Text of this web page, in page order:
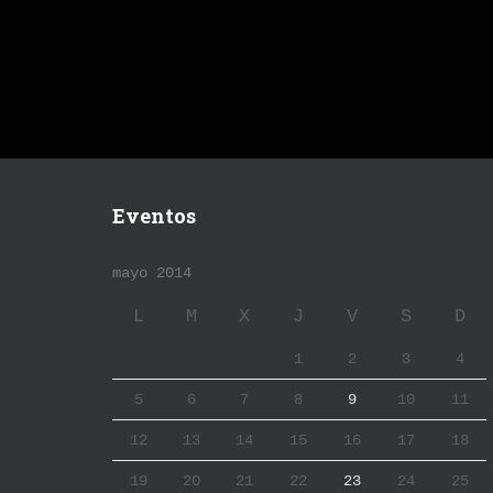
Eventos
mayo 2014
L M X J V S D
1 2 3 4
5 6 7 8 9 10 11
12 13 14 15 16 17 18
19 20 21 22 23 24 25